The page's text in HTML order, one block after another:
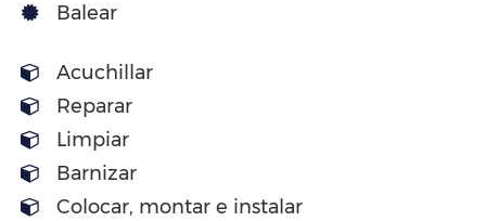
Balear
Acuchillar
Reparar
Limpiar
Barnizar
Colocar, montar e instalar